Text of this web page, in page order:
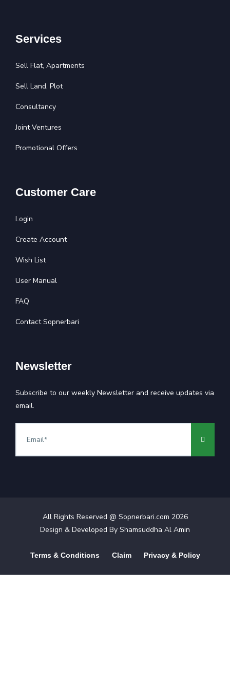
Services
Sell Flat, Apartments
Sell Land, Plot
Consultancy
Joint Ventures
Promotional Offers
Customer Care
Login
Create Account
Wish List
User Manual
FAQ
Contact Sopnerbari
Newsletter
Subscribe to our weekly Newsletter and receive updates via
email.
All Rights Reserved @ Sopnerbari.com 2026
Design & Developed By Shamsuddha Al Amin
Terms & Conditions Claim Privacy & Policy